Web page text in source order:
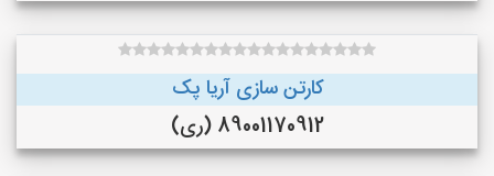
کارتن سازی آریا پک
89001170912 (ری)